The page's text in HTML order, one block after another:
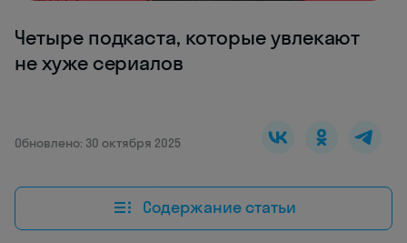
Четыре подкаста, которые увлекают
не хуже сериалов
Обновлено: 30 октября 2025
Содержание статьи